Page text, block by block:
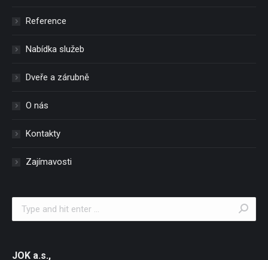
Reference
Nabídka služeb
Dveře a zárubně
O nás
Kontakty
Zajímavosti
Search:
JOK a.s.,